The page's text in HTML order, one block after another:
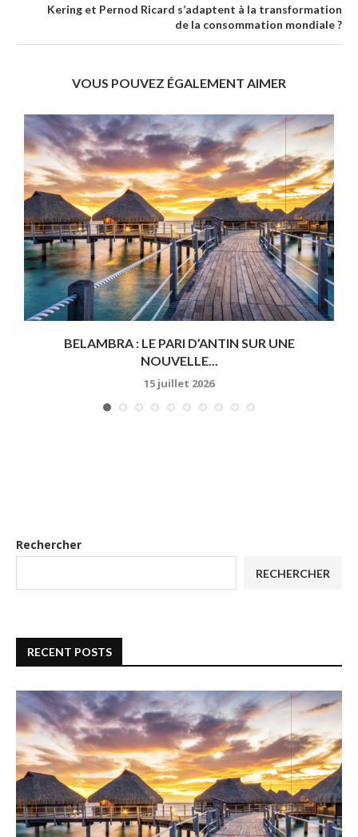
Kering et Pernod Ricard s’adaptent à la transformation
de la consommation mondiale ?
VOUS POUVEZ ÉGALEMENT AIMER
BELAMBRA : LE PARI D’ANTIN SUR UNE
NOUVELLE...
15 juillet 2026
Rechercher
RECHERCHER
RECENT POSTS